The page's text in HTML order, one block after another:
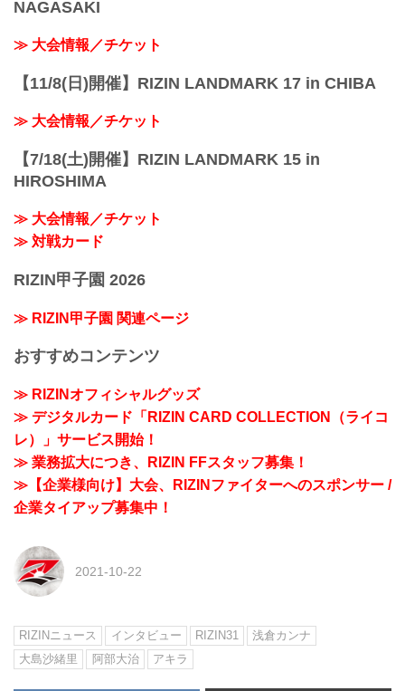
NAGASAKI
≫ 大会情報／チケット
【11/8(日)開催】RIZIN LANDMARK 17 in CHIBA
≫ 大会情報／チケット
【7/18(土)開催】RIZIN LANDMARK 15 in
HIROSHIMA
≫ 大会情報／チケット
≫ 対戦カード
RIZIN甲子園 2026
≫ RIZIN甲子園 関連ページ
おすすめコンテンツ
≫ RIZINオフィシャルグッズ
≫ デジタルカード「RIZIN CARD COLLECTION（ライコ
レ）」サービス開始！
≫ 業務拡大につき、RIZIN FFスタッフ募集！
≫【企業様向け】大会、RIZINファイターへのスポンサー /
企業タイアップ募集中！
2021-10-22
RIZINニュース インタビュー RIZIN31
浅倉カンナ
大島沙緒里
阿部大治 アキラ